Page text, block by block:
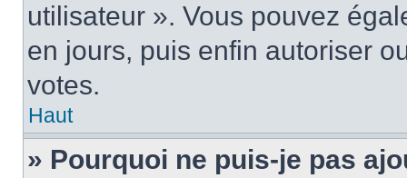
utilisateur ». Vous pouvez
en jours, puis enfin autoriser
votes.
Haut
» Pourquoi ne puis-je pas